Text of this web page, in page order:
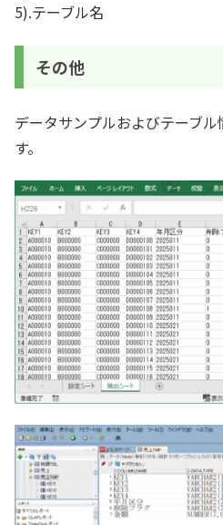
5).テーブル名
その他
データサンプルおよびテーブ
す。